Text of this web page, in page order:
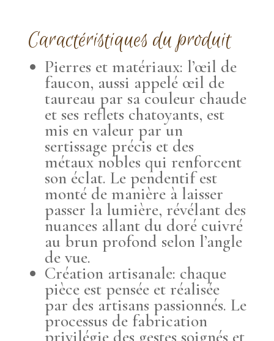
Caractéristiques du produit
Pierres et matériaux: l’œil de
faucon, aussi appelé œil de
taureau par sa couleur chaude
et ses reflets chatoyants, est
mis en valeur par un
sertissage précis et des
métaux nobles qui renforcent
son éclat. Le pendentif est
monté de manière à laisser
passer la lumière, révélant des
nuances allant du doré cuivré
au brun profond selon l’angle
de vue.
Création artisanale: chaque
pièce est pensée et réalisée
par des artisans passionnés. Le
processus de fabrication
privilégie des gestes soignés et